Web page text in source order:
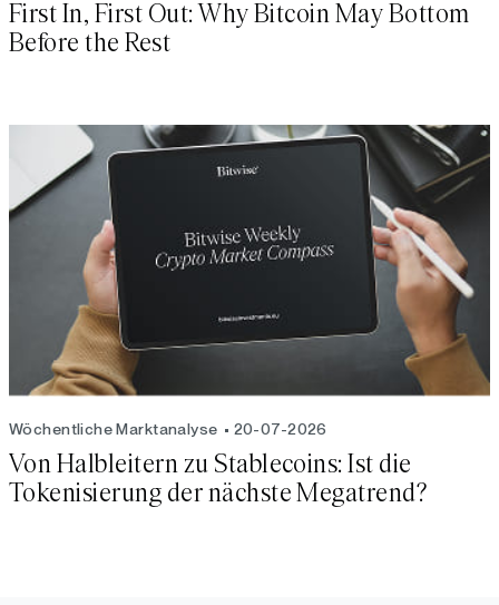
First In, First Out: Why Bitcoin May Bottom
Before the Rest
Wöchentliche Marktanalyse 20-07-2026
Von Halbleitern zu Stablecoins: Ist die
Tokenisierung der nächste Megatrend?